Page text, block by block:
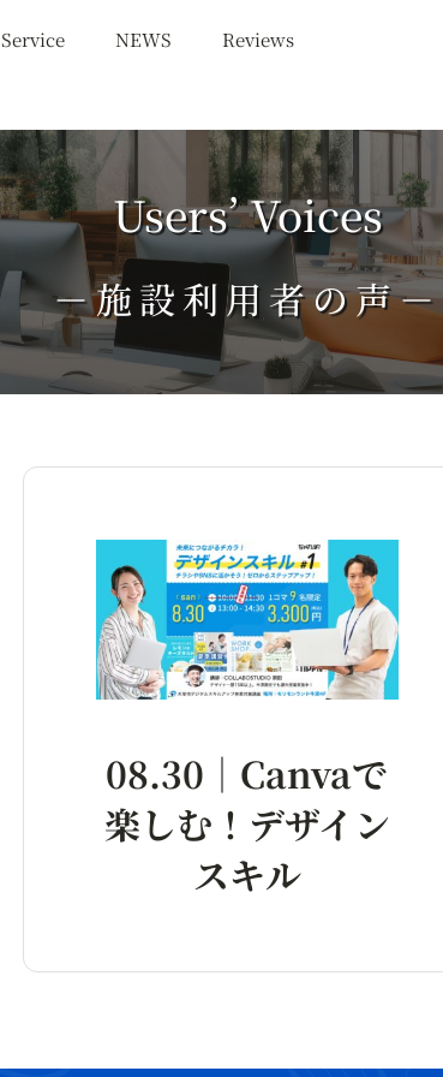
Service NEWS
Reviews
Users’ Voices
－施設利用者の声－
08.30｜Canvaで
楽しむ！デザイン
スキル